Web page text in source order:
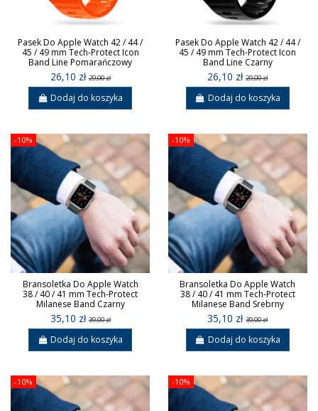
Pasek Do Apple Watch 42 / 44 /
45 / 49 mm Tech-Protect Icon
Band Line Pomarańczowy
26,10 zł29,00 zł
Dodaj do koszyka
Pasek Do Apple Watch 42 / 44 /
45 / 49 mm Tech-Protect Icon
Band Line Czarny
26,10 zł29,00 zł
Dodaj do koszyka
-10%
Bransoletka Do Apple Watch
38 / 40 / 41 mm Tech-Protect
Milanese Band Czarny
35,10 zł39,00 zł
Dodaj do koszyka
-10%
Bransoletka Do Apple Watch
38 / 40 / 41 mm Tech-Protect
Milanese Band Srebrny
35,10 zł39,00 zł
Dodaj do koszyka
-10% -10%